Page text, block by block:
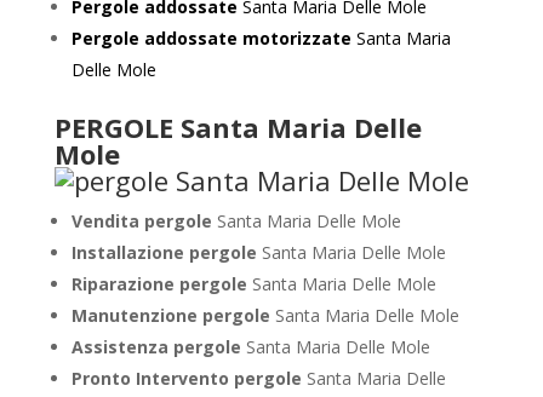
Pergole addossate Santa Maria Delle Mole
Pergole addossate motorizzate Santa Maria
Delle Mole
PERGOLE Santa Maria Delle
Mole
Vendita pergole Santa Maria Delle Mole
Installazione pergole Santa Maria Delle Mole
Riparazione pergole Santa Maria Delle Mole
Manutenzione pergole Santa Maria Delle Mole
Assistenza pergole Santa Maria Delle Mole
Pronto Intervento pergole Santa Maria Delle